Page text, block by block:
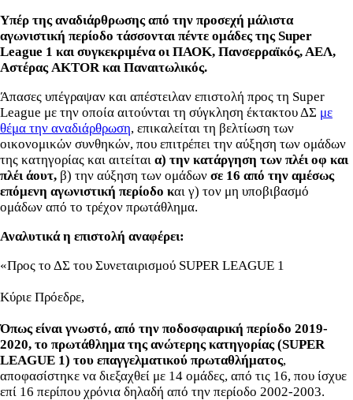
Υπέρ της αναδιάρθρωσης από την προσεχή μάλιστα
αγωνιστική περίοδο τάσσονται πέντε ομάδες της Super
League 1 και συγκεκριμένα οι ΠΑΟΚ, Πανσερραϊκός, ΑΕΛ,
Αστέρας AKTOR και Παναιτωλικός.
Άπασες υπέγραψαν και απέστειλαν επιστολή προς τη Super
League με την οποία αιτούνται τη σύγκληση έκτακτου ΔΣ με
θέμα την αναδιάρθρωση, επικαλείται τη βελτίωση των
οικονομικών συνθηκών, που επιτρέπει την αύξηση των ομάδων
της κατηγορίας και αιτείται α) την κατάργηση των πλέι οφ και
πλέι άουτ, β) την αύξηση των ομάδων σε 16 από την αμέσως
επόμενη αγωνιστική περίοδο και γ) τον μη υποβιβασμό
ομάδων από το τρέχον πρωτάθλημα.
Αναλυτικά η επιστολή αναφέρει:
«Προς το ΔΣ του Συνεταιρισμού SUPER LEAGUE 1
Κύριε Πρόεδρε,
Όπως είναι γνωστό, από την ποδοσφαιρική περίοδο 2019-
2020, το πρωτάθλημα της ανώτερης κατηγορίας (SUPER
LEAGUE 1) του επαγγελματικού πρωταθλήματος,
αποφασίστηκε να διεξαχθεί με 14 ομάδες, από τις 16, που ίσχυε
επί 16 περίπου χρόνια δηλαδή από την περίοδο 2002-2003.